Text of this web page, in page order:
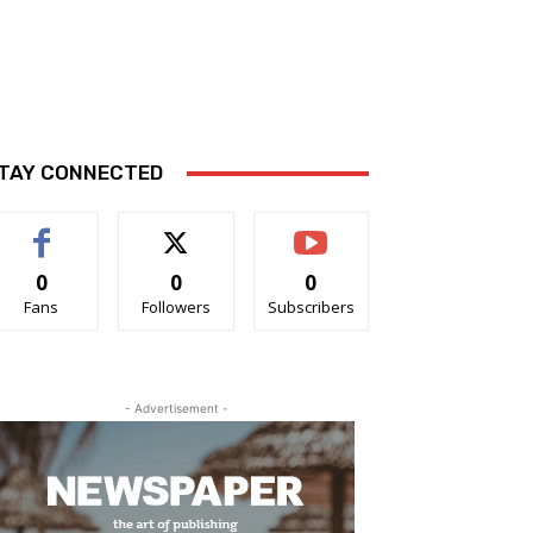
CONNECTED
0
Fans
0
Followers
0
Subscribers
- Advertisement -